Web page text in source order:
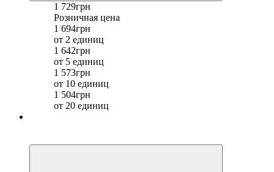
1 729грн
Розничная цена
1 694грн
от 2 единиц
1 642грн
от 5 единиц
1 573грн
от 10 единиц
1 504грн
от 20 единиц